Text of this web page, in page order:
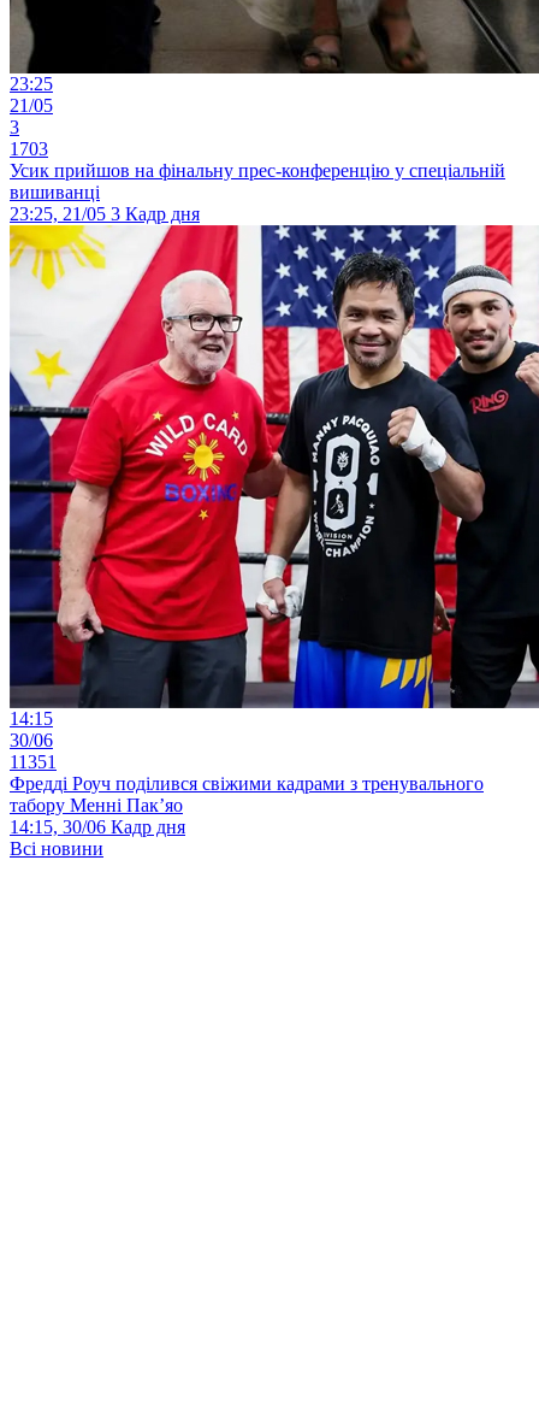
23:25
21/05
3
1703
Усик прийшов на фінальну прес-конференцію у спеціальній
вишиванці
23:25, 21/05 3 Кадр дня
14:15
30/06
11351
Фредді Роуч поділився свіжими кадрами з тренувального
табору Менні Пак’яо
14:15, 30/06 Кадр дня
Всі новини